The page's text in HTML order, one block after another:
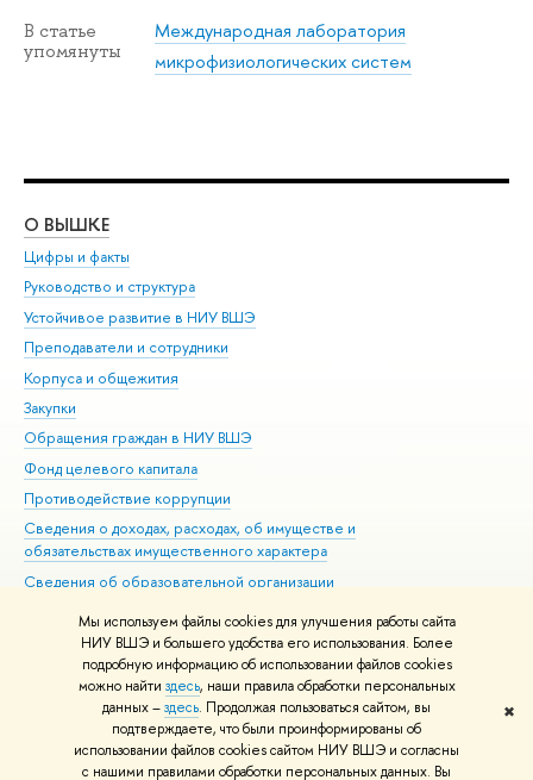
Мы используем файлы cookies для улучшения работы сайта
НИУ ВШЭ и большего удобства его использования. Более
подробную информацию об использовании файлов cookies
можно найти здесь, наши правила обработки персональных
данных –здесь. Продолжая пользоваться сайтом, вы
подтверждаете, что были проинформированы об
использовании файлов cookies сайтом НИУ ВШЭ и согласны
с нашими правилами обработки персональных данных. Вы
✖
В статье
упомянуты
Международная лаборатория
микрофизиологических систем
О ВЫШКЕ
Цифры и факты
Руководство и структура
Устойчивое развитие в НИУ ВШЭ
Преподаватели и сотрудники
Корпуса и общежития
Закупки
Обращения граждан в НИУ ВШЭ
Фонд целевого капитала
Противодействие коррупции
Сведения о доходах, расходах, об имуществе и
обязательствах имущественного характера
Сведения об образовательной организации
Людям с ограниченными возможностями здоровья
Единая платежная страница
Работа в Вышке
© НИУ ВШЭ 1993–2026 Адреса и контакты Условия использования
материалов Политика конфиденциальности Карта сайта